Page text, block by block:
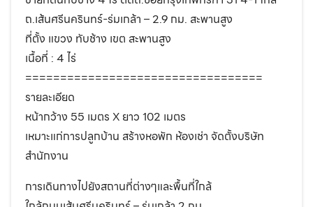
ถ.เส้นศรีนครินทร์-ร่มเกล้า – 2.9 กม. สะพานสูง
ที่ตั้ง แขวง ทับช้าง เขต สะพานสูง
เนื้อที่ : 4 ไร่
==================================
รายละเอียด
หน้ากว้าง 55 เมตร X ยาว 102 เมตร
เหมาะแก่การปลูกบ้าน สร้างหอพัก ห้องเช่า จัดตั้งบริษัท
สำนักงาน
การเดินทางไปยังสถานที่ต่างๆและพื้นที่ใกล้